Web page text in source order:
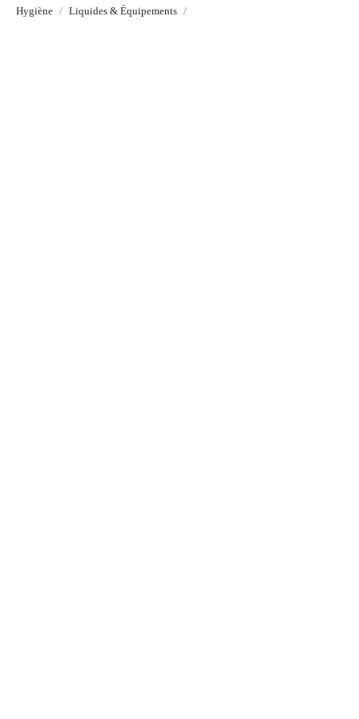
Hygiène Liquides & Équipements